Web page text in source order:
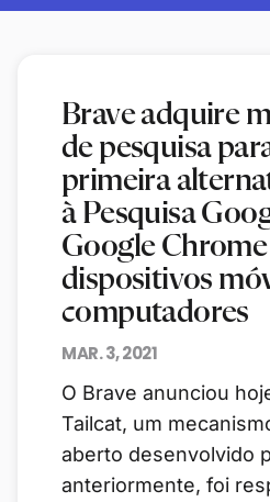
Brave adquire
de pesquisa
primeira
à Pesquisa
Google
dispositivos
computadores
MAR. 3, 2021
O Brave anunciou
Tailcat, um
aberto desenvolvido
anteriormente, foi